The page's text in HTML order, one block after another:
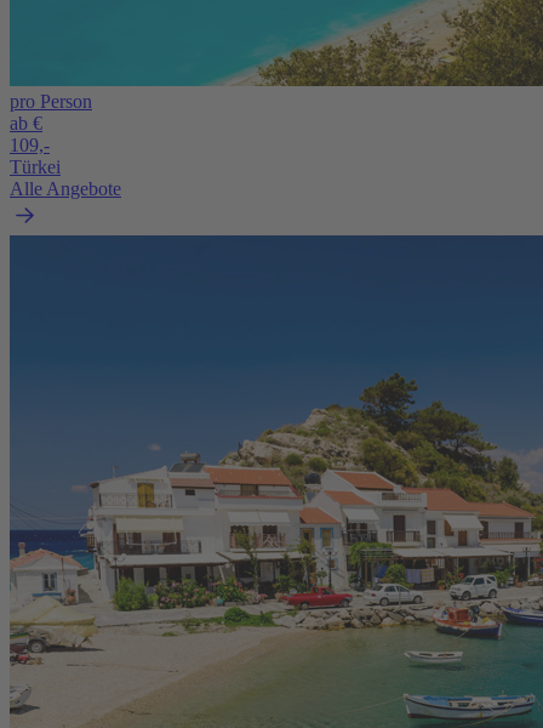
pro Person
ab €
109,-
Türkei
Alle Angebote